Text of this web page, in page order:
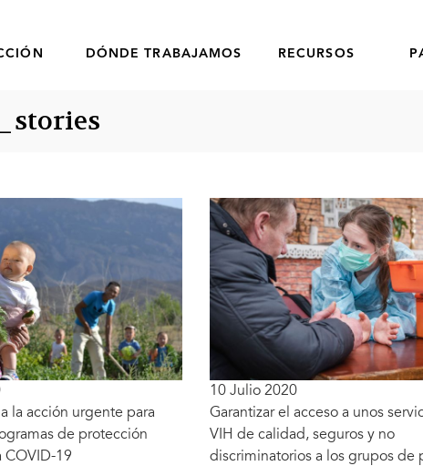
DÓNDE TRABAJAMOS RECURSOS
la acción urgente para
de protección
COVID-19
10 Julio 2020
Garantizar el acceso a unos
VIH de calidad, seguros y no
discriminatorios a los grupos de